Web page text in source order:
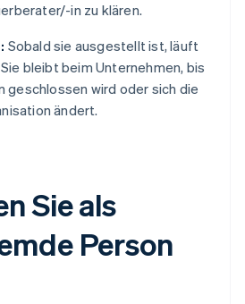
in zu klären.
Sobald sie ausgestellt ist, läuft
bleibt beim Unternehmen, bis
geschlossen wird oder sich die
ändert.
Sie als
Person